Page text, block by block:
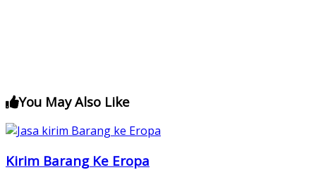
You May Also Like
Kirim Barang Ke Eropa